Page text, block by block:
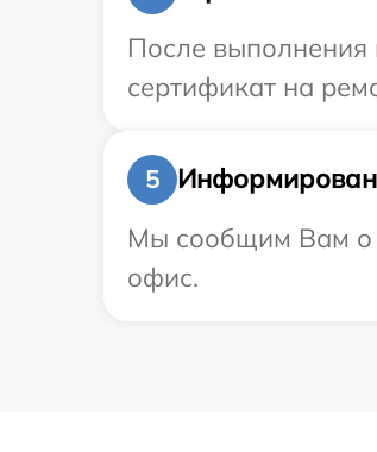
После
сертификат на
5
Мы сообщим Вам о
офис.